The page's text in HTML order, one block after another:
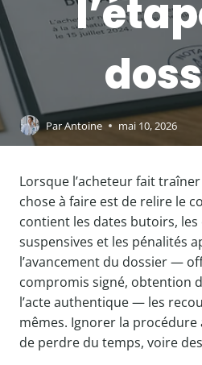
ParAntoine mai 10, 2026
Lorsque l’acheteur fait
chose à faire est de relire le
contient les dates butoirs,
suspensives et les pénalités
l’avancement du dossier —
compromis signé, obtention
l’acte authentique — les
mêmes. Ignorer la procédure
de perdre du temps, voire